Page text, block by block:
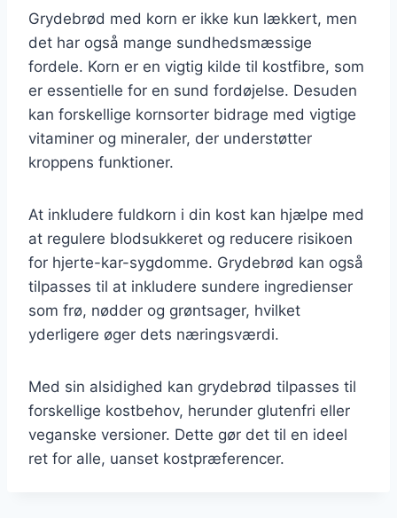
Grydebrød med korn er ikke kun lækkert, men
det har også mange sundhedsmæssige
fordele. Korn er en vigtig kilde til kostfibre, som
er essentielle for en sund fordøjelse. Desuden
kan forskellige kornsorter bidrage med vigtige
vitaminer og mineraler, der understøtter
kroppens funktioner.
At inkludere fuldkorn i din kost kan hjælpe med
at regulere blodsukkeret og reducere risikoen
for hjerte-kar-sygdomme. Grydebrød kan også
tilpasses til at inkludere sundere ingredienser
som frø, nødder og grøntsager, hvilket
yderligere øger dets næringsværdi.
Med sin alsidighed kan grydebrød tilpasses til
forskellige kostbehov, herunder glutenfri eller
veganske versioner. Dette gør det til en ideel
ret for alle, uanset kostpræferencer.